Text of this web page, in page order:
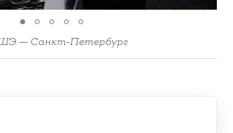
— Санкт-Петербург